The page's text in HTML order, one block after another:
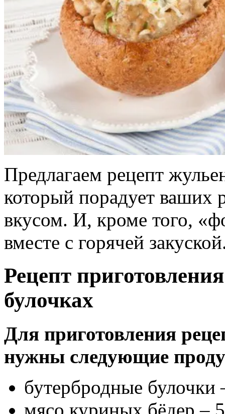
Предлагаем рецепт
который порадует
вкусом. И, кроме того,
вместе с горячей
Рецепт
булочках
Для приготовления
нужны следующие
бутербродные булочки